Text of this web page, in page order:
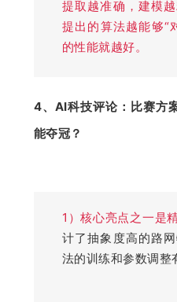
提取越准确，建模
提出的算法越能够“
的性能就越好。
4、AI科技评论：比赛方
能夺冠？
1）核心亮点之一是
计了抽象度高的路
法的训练和参数调整